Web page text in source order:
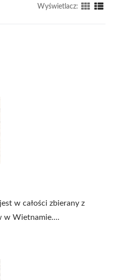
Wyświetlacz:
w całości zbierany z
w Wietnamie....